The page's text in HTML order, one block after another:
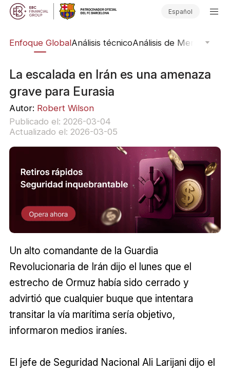
Español
Enfoque GlobalAnálisis técnicoAnálisis de Mercado
La escalada en Irán es una amenaza
grave para Eurasia
Autor: Robert Wilson
Publicado el: 2026-03-04
Actualizado el: 2026-03-05
Un alto comandante de la Guardia
Revolucionaria de Irán dijo el lunes que el
estrecho de Ormuz había sido cerrado y
advirtió que cualquier buque que intentara
transitar la vía marítima sería objetivo,
informaron medios iraníes.
El jefe de Seguridad Nacional Ali Larijani dijo el